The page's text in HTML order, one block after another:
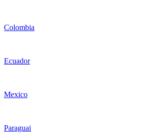
Colombia
Ecuador
Mexico
Paraguai